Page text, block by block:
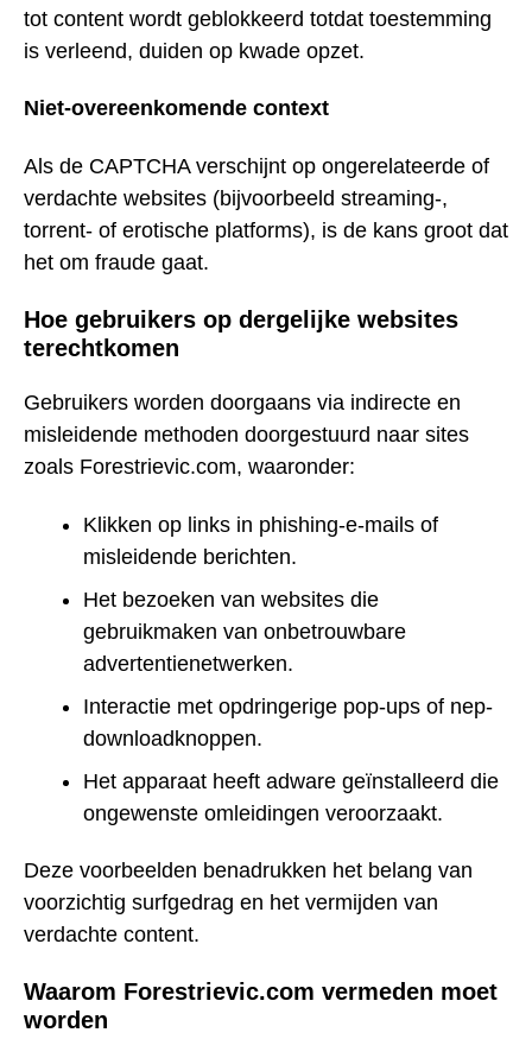
tot content wordt geblokkeerd totdat toestemming
is verleend, duiden op kwade opzet.
Niet-overeenkomende context
Als de CAPTCHA verschijnt op ongerelateerde of
verdachte websites (bijvoorbeeld streaming-,
torrent- of erotische platforms), is de kans groot dat
het om fraude gaat.
Hoe gebruikers op dergelijke websites
terechtkomen
Gebruikers worden doorgaans via indirecte en
misleidende methoden doorgestuurd naar sites
zoals Forestrievic.com, waaronder:
Klikken op links in phishing-e-mails of
misleidende berichten.
Het bezoeken van websites die
gebruikmaken van onbetrouwbare
advertentienetwerken.
Interactie met opdringerige pop-ups of nep-
downloadknoppen.
Het apparaat heeft adware geïnstalleerd die
ongewenste omleidingen veroorzaakt.
Deze voorbeelden benadrukken het belang van
voorzichtig surfgedrag en het vermijden van
verdachte content.
Waarom Forestrievic.com vermeden moet
worden